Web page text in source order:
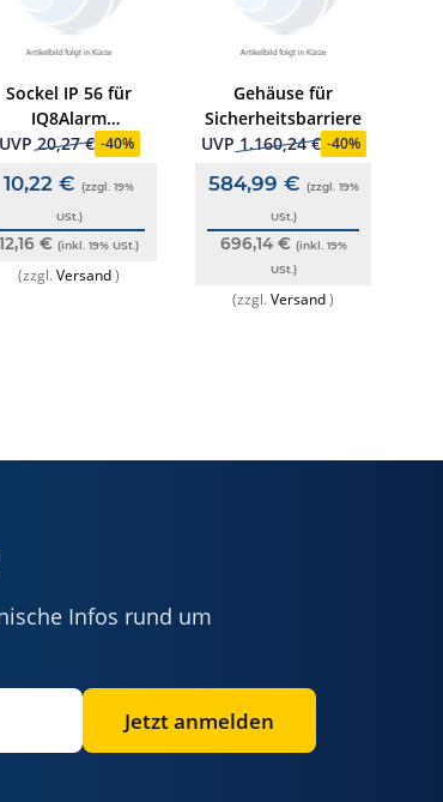
Sockel IP 56 für
IQ8Alarm
Signalgeber, rot
UVP20,27 € -40%
10,22 € (zzgl. 19%
USt.)
12,16 € (inkl. 19% USt.)
(zzgl.Versand)
Gehäuse für
Sicherheitsbarriere
UVP 1.160,24 € -40%
584,99 € (zzgl. 19%
USt.)
696,14 € (inkl. 19%
USt.)
(zzgl.Versand)
Infos rund um
Jetzt anmelden